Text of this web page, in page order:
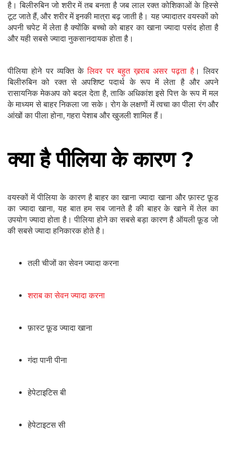
है। बिलीरुबिन जो शरीर में तब बनता है जब लाल रक्त कोशिकाओं के हिस्से
टूट जाते हैं, और शरीर में इनकी मात्रा बढ़ जाती है। यह ज्यादातर वयस्कों को
अपनी चपेट में लेता है क्योंकि बच्चो को बाहर का खाना ज्यादा पसंद होता है
और यही सबसे ज्यादा नुकसानदायक होता है।
पीलिया होने पर व्यक्ति केलिवर पर बहुत ख़राब असर पढ़ता है। लिवर
बिलीरुबिन को रक्त से अपशिष्ट पदार्थ के रूप में लेता है और अपने
रासायनिक मेकअप को बदल देता है, ताकि अधिकांश इसे पित्त के रूप में मल
के माध्यम से बाहर निकला जा सके। रोग के लक्षणों में त्वचा का पीला रंग और
आंखों का पीला होना, गहरा पेशाब और खुजली शामिल हैं।
क्या है पीलिया के कारण ?
वयस्कों में पीलिया के कारण है बाहर का खाना ज्यादा खाना और फ़ास्ट फ़ूड
का ज्यादा खाना, यह बात हम सब जानते है की बाहर के खाने में तेल का
उपयोग ज्यादा होता है। पीलिया होने का सबसे बड़ा कारण है ऑयली फ़ूड जो
की सबसे ज्यादा हनिकारक होते है।
तली चीजों का सेवन ज्यादा करना
शराब का सेवन ज्यादा करना
फ़ास्ट फ़ूड ज्यादा खाना
गंदा पानी पीना
हेपेटाइटिस बी
हेपेटाइटस सी